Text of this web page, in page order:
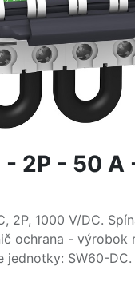
- 2P - 50 A
2P, 1000 V/DC.
ochrana - výrobok
jednotky: SW60-DC.